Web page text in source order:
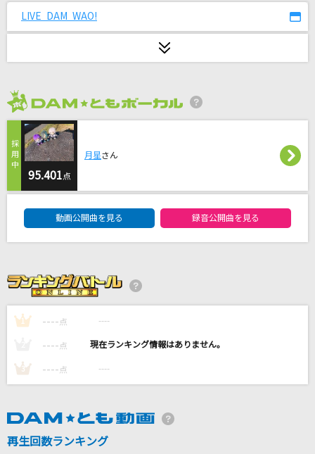
[生音]高嶺の花子さん
馬鹿
[生音]カシスオレンジ
Laughing Hick
Bunny Girl
AKASAKI
LOVE 2000
鶴 and 亀
青空Jumping Heart
Aqours
ナリタブライアン(CV.衣川里佳)・マヤノトップガン(CV.星谷美緒)・アド
ド(CV.立花日菜)・キタサンブラック(CV.矢野妃菜喜)・ヤエノムテキ(CV.
ミックスナッツ
LIVE DAM WAO!
95.401 点
月星さん
動画公開曲を見る 録音公開曲を見る
1 ---- 点 ----
---- 点 ----
3 ---- 点 ----
再生回数ランキング